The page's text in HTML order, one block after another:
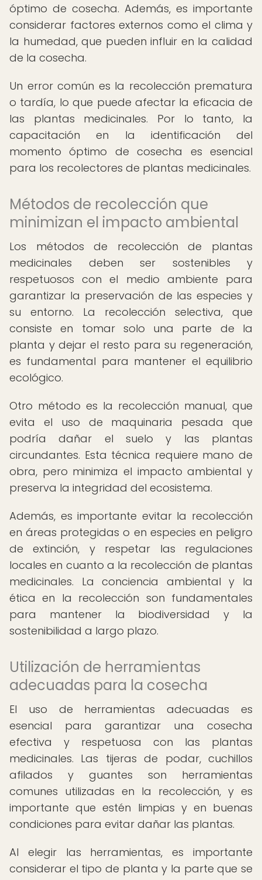
óptimo de cosecha. Además, es importante
considerar factores externos como el clima y
la humedad, que pueden influir en la calidad
de la cosecha.
Un error común es la recolección prematura
o tardía, lo que puede afectar la eficacia de
las plantas medicinales. Por lo tanto, la
capacitación en la identificación del
momento óptimo de cosecha es esencial
para los recolectores de plantas medicinales.
Métodos de recolección que
minimizan el impacto ambiental
Los métodos de recolección de plantas
medicinales deben ser sostenibles y
respetuosos con el medio ambiente para
garantizar la preservación de las especies y
su entorno. La recolección selectiva, que
consiste en tomar solo una parte de la
planta y dejar el resto para su regeneración,
es fundamental para mantener el equilibrio
ecológico.
Otro método es la recolección manual, que
evita el uso de maquinaria pesada que
podría dañar el suelo y las plantas
circundantes. Esta técnica requiere mano de
obra, pero minimiza el impacto ambiental y
preserva la integridad del ecosistema.
Además, es importante evitar la recolección
en áreas protegidas o en especies en peligro
de extinción, y respetar las regulaciones
locales en cuanto a la recolección de plantas
medicinales. La conciencia ambiental y la
ética en la recolección son fundamentales
para mantener la biodiversidad y la
sostenibilidad a largo plazo.
Utilización de herramientas
adecuadas para la cosecha
El uso de herramientas adecuadas es
esencial para garantizar una cosecha
efectiva y respetuosa con las plantas
medicinales. Las tijeras de podar, cuchillos
afilados y guantes son herramientas
comunes utilizadas en la recolección, y es
importante que estén limpias y en buenas
condiciones para evitar dañar las plantas.
Al elegir las herramientas, es importante
considerar el tipo de planta y la parte que se